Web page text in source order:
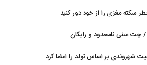
شهروندی بر اساس تولد را امضا کرد